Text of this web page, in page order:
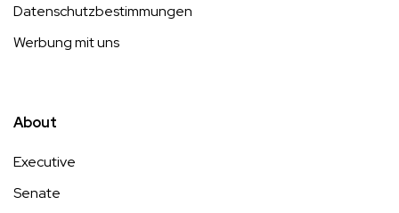
Datenschutzbestimmungen
Werbung mit uns
About
Executive
Senate